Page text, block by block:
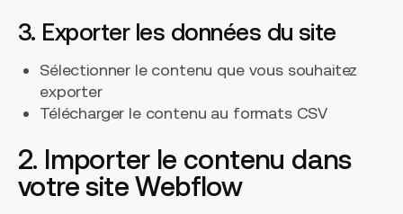
3. Exporter les données du site
Sélectionner le contenu que vous souhaitez
exporter
Télécharger le contenu au formats CSV
2. Importer le contenu dans
votre site Webflow